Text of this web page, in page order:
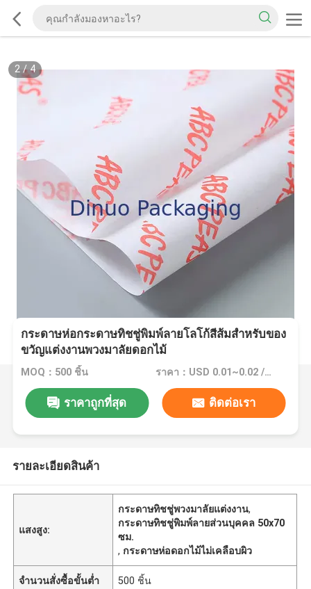
2/ 4
กระดาษห่อกระดาษทิชชู่พิมพ์ลายโลโก้สีส้มสำหรับของ
ขวัญแต่งงานพวงมาลัยดอกไม้
MOQ：500 ชิ้น ราคา：USD 0.01~0.02 /Pieces
ราคาถูกที่สุด ติดต่อเรา
รายละเอียดสินค้า
แสงสูง:
กระดาษทิชชู่พวงมาลัยแต่งงาน,
กระดาษทิชชู่พิมพ์ลายส่วนบุคคล 50x70
ซม.
, กระดาษห่อดอกไม้ไม่เคลือบผิว
จำนวนสั่งซื้อขั้นต่ำ 500 ชิ้น